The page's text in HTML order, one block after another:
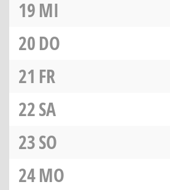
19MI
20DO
21 FR
22SA
23SO
24MO